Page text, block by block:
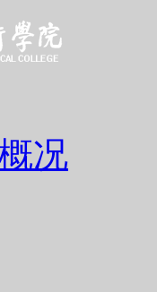
况